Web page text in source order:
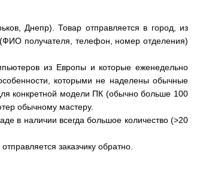
Днепр). Товар отправляется в город, из
(ФИО получателя, телефон, номер отделения)
из Европы и которые еженедельно
которыми не наделены обычные
конкретной модели ПК (обычно больше 100
обычному мастеру.
в наличии всегда большое количество (>20
заказчику обратно.